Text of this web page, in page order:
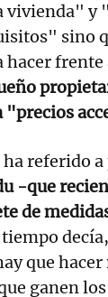
vivienda" y
sino
hacer frente
"precios
referido
-que
de
que hacer
ganen